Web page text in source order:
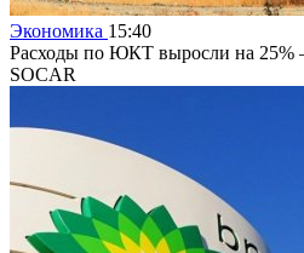
Экономика 15:40
Расходы по ЮКТ выросли на 25%
SOCAR